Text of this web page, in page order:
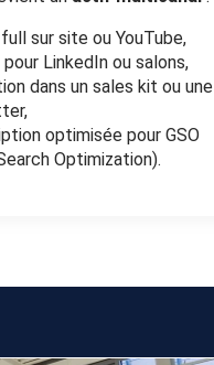
sur site ou YouTube,
LinkedIn ou salons,
dans un sales kit ou une
optimisée pour GSO
Optimization).